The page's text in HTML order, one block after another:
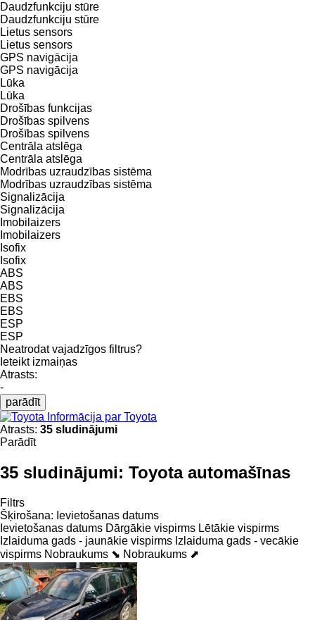
Daudzfunkciju stūre
Daudzfunkciju stūre
Lietus sensors
Lietus sensors
GPS navigācija
GPS navigācija
Lūka
Lūka
Drošības funkcijas
Drošības spilvens
Drošības spilvens
Centrāla atslēga
Centrāla atslēga
Modrības uzraudzības sistēma
Modrības uzraudzības sistēma
Signalizācija
Signalizācija
Imobilaizers
Imobilaizers
Isofix
Isofix
ABS
ABS
EBS
EBS
ESP
ESP
Neatrodat vajadzīgos filtrus?
Ieteikt izmaiņas
Atrasts:
-
parādīt
Informācija par Toyota
Atrasts: 35 sludinājumi
Parādīt
35 sludinājumi: Toyota automašīnas
Filtrs
Šķirošana: Ievietošanas datums
Ievietošanas datums Dārgākie vispirms Lētākie vispirms
Izlaiduma gads - jaunākie vispirms Izlaiduma gads - vecākie
vispirms Nobraukums ⬊ Nobraukums ⬈